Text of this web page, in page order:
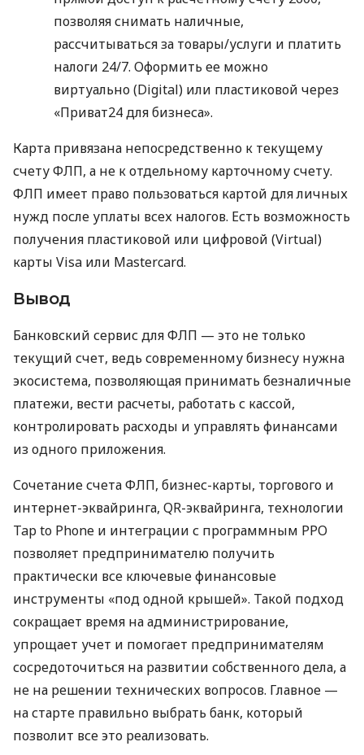
позволяя снимать наличные,
рассчитываться за товары/услуги и платить
налоги 24/7. Оформить ее можно
виртуально (Digital) или пластиковой через
«Приват24 для бизнеса».
Карта привязана непосредственно к текущему
счету ФЛП, а не к отдельному карточному счету.
ФЛП имеет право пользоваться картой для личных
нужд после уплаты всех налогов. Есть возможность
получения пластиковой или цифровой (Virtual)
карты Visa или Mastercard.
Вывод
Банковский сервис для ФЛП — это не только
текущий счет, ведь современному бизнесу нужна
экосистема, позволяющая принимать безналичные
платежи, вести расчеты, работать с кассой,
контролировать расходы и управлять финансами
из одного приложения.
Сочетание счета ФЛП, бизнес-карты, торгового и
интернет-эквайринга, QR-эквайринга, технологии
Tap to Phone и интеграции с программным РРО
позволяет предпринимателю получить
практически все ключевые финансовые
инструменты «под одной крышей». Такой подход
сокращает время на администрирование,
упрощает учет и помогает предпринимателям
сосредоточиться на развитии собственного дела, а
не на решении технических вопросов. Главное —
на старте правильно выбрать банк, который
позволит все это реализовать.